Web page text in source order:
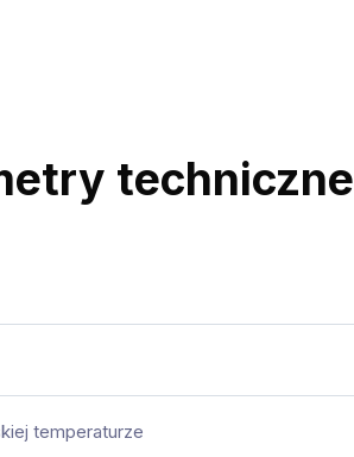
techniczne
temperaturze